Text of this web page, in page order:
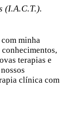
(I.A.C.T.).
minha
terapias e
clínica com